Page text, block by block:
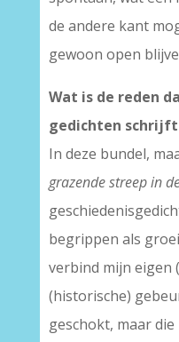
de andere kant
gewoon open
Wat is de reden
gedichten
In deze bundel,
grazende streep in
begrippen als
verbind mijn eigen
(historische)
geschokt, maar